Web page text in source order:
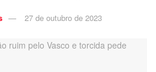
27 de outubro de 2023